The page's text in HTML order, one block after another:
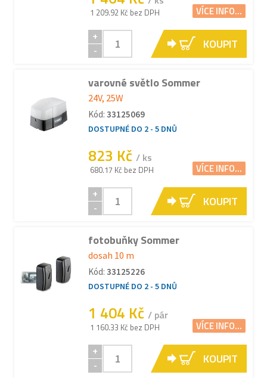
1 209.92 Kč bez DPH VÍCE INFO...
+
-
KOUPIT
varovné světlo Sommer
24V, 25W
Kód: 33125069
DOSTUPNÉ DO 2 - 5 DNŮ
823 Kč / ks
680.17 Kč bez DPH VÍCE INFO...
+
-
KOUPIT
fotobuňky Sommer
dosah 10 m
Kód: 33125226
DOSTUPNÉ DO 2 - 5 DNŮ
1 404 Kč / pár
1 160.33 Kč bez DPH VÍCE INFO...
+
-
KOUPIT